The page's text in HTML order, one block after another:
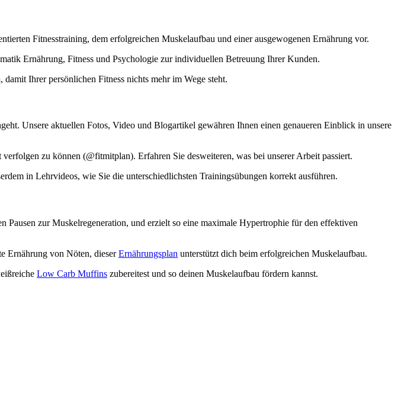
Fitnesstraining, dem erfolgreichen Muskelaufbau und einer ausgewogenen Ernährung vor.
Ernährung, Fitness und Psychologie zur individuellen Betreuung Ihrer Kunden.
Ihrer persönlichen Fitness nichts mehr im Wege steht.
Unsere aktuellen Fotos, Video und Blogartikel gewähren Ihnen einen genaueren Einblick in unsere
zu können (@fitmitplan). Erfahren Sie desweiteren, was bei unserer Arbeit passiert.
in Lehrvideos, wie Sie die unterschiedlichsten Trainingsübungen korrekt ausführen.
Pausen zur Muskelregeneration, und erzielt so eine maximale Hypertrophie für den effektiven
Ernährung von Nöten, dieserErnährungsplan unterstützt dich beim erfolgreichen Muskelaufbau.
Low Carb Muffins zubereitest und so deinen Muskelaufbau fördern kannst.